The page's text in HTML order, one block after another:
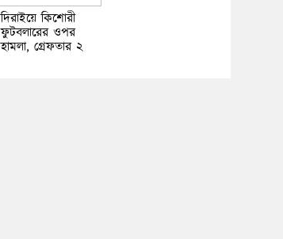
দিরাইয়ে কিশোরী
ফুটবলারের ওপর
হামলা, গ্রেফতার ২